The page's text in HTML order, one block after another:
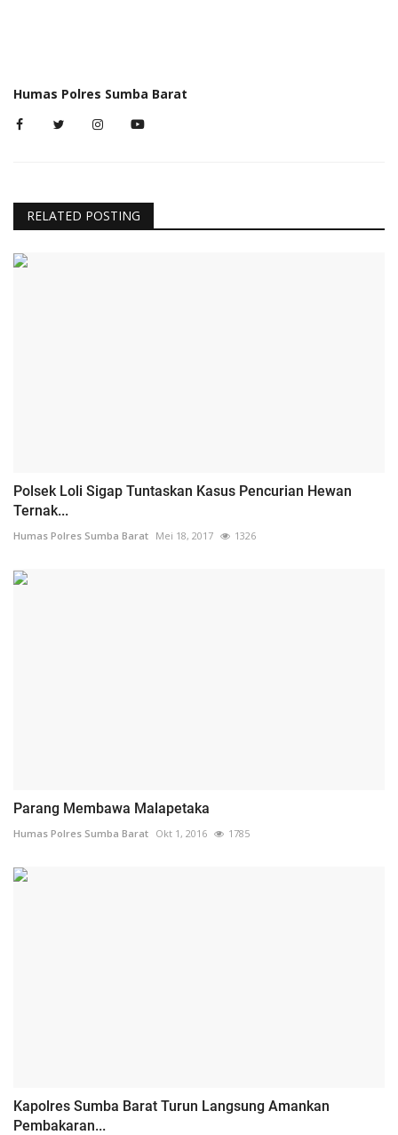
Humas Polres Sumba Barat
RELATED POSTING
Polsek Loli Sigap Tuntaskan Kasus Pencurian Hewan
Ternak...
Humas Polres Sumba Barat Mei 18, 2017 1326
Parang Membawa Malapetaka
Humas Polres Sumba Barat Okt 1, 2016 1785
Kapolres Sumba Barat Turun Langsung Amankan
Pembakaran...